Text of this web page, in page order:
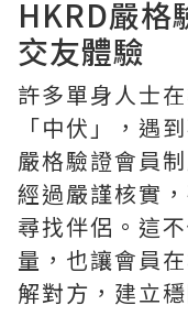
HKRD嚴格
交友體驗
許多單身人士
「中伏」，遇
嚴格驗證會員
經過嚴謹核實
尋找伴侶。這
量，也讓會員
解對方，建立